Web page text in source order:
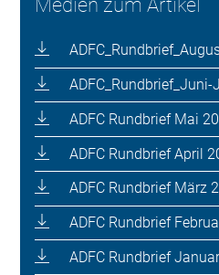
Medien zum Artikel
ADFC Rundbrief Mai
ADFC Rundbrief April
ADFC Rundbrief März
ADFC Rundbrief
ADFC Rundbrief